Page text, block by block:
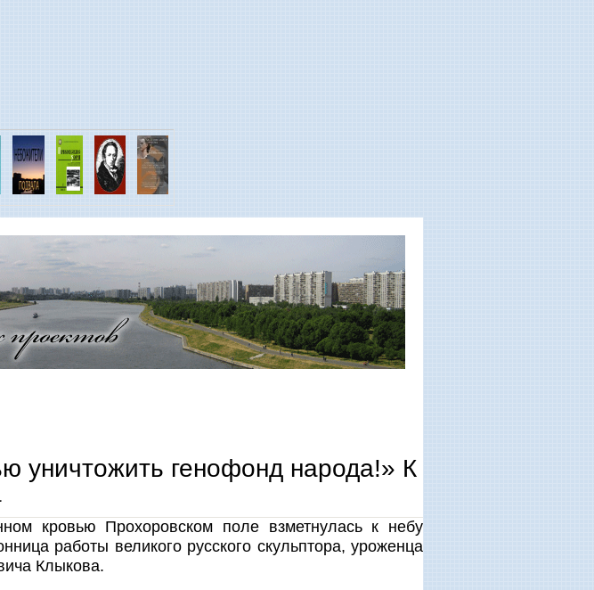
уничтожить генофонд народа!» К
кровью Прохоровском поле взметнулась к небу
работы великого русского скульптора, уроженца
Клыкова.